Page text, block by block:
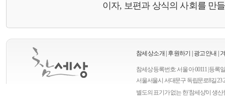
이자, 보편과 상식의 사회를 만
참세상소개 후원하기 광고안내
참세상 등록번호: 서울 아 00111 | 등록
서울서울시 서대문구 독립문로8길 23
별도의 표기가 없는 한 '참세상'이 생